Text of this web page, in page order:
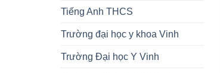
Tiếng Anh THCS
Trường đại học y khoa Vinh
Trường Đại học Y Vinh
200.000,00